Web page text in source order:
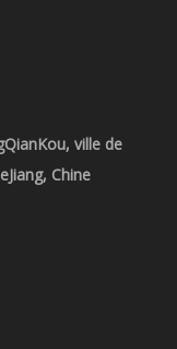
ville de
Chine